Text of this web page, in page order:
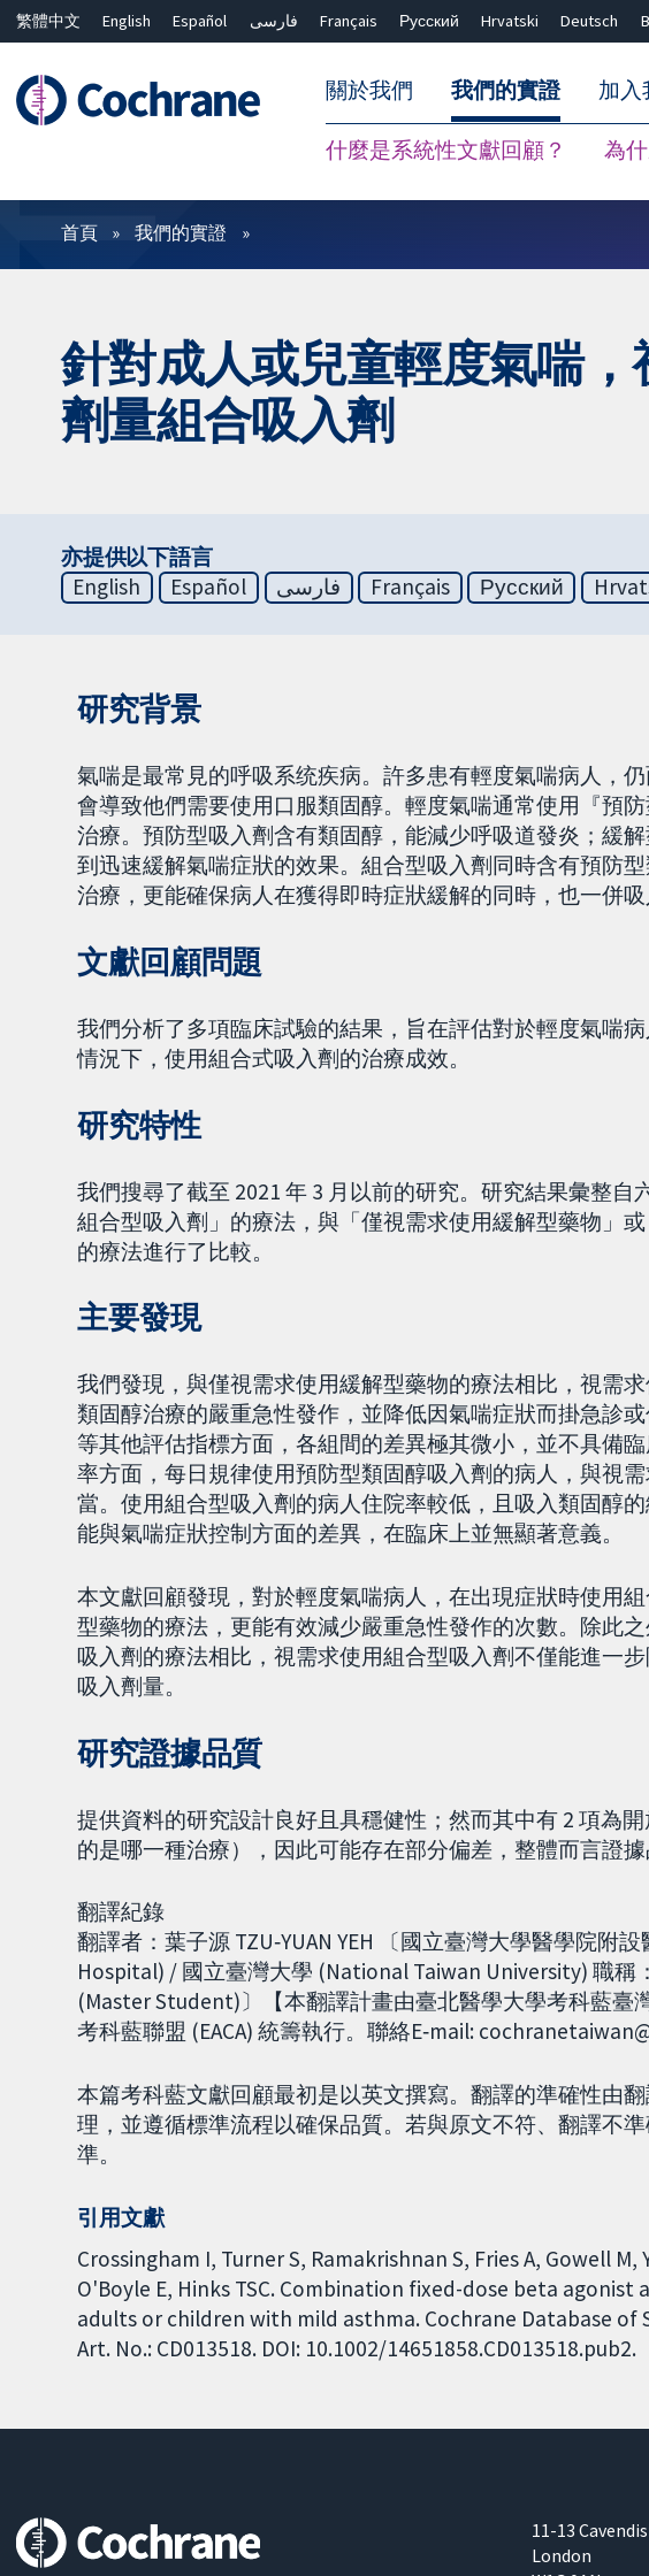
繁體中文 English Español فارسی Français Русский Hrvatski Deutsch
關於我們 我們的實證
什麼是系統性文獻回顧？ 為
加入
篩選條件
首頁 我們的實證
針對成人或兒童輕度氣喘
劑量組合吸入劑
亦提供以下語言
English
Español فارسی Français Русский
研究背景
氣喘是最常見的呼吸系统疾病。許多患有輕度氣喘病人，
會導致他們需要使用口服類固醇。輕度氣喘通常使用『預
治療。預防型吸入劑含有類固醇，能減少呼吸道發炎；緩
到迅速緩解氣喘症狀的效果。組合型吸入劑同時含有預防
治療，更能確保病人在獲得即時症狀緩解的同時，也一併吸
文獻回顧問題
我們分析了多項臨床試驗的結果，旨在評估對於輕度氣喘
情況下，使用組合式吸入劑的治療成效。
研究特性
我們搜尋了截至 2021 年 3 月以前的研究。研究結果彙整
組合型吸入劑」的療法，與「僅視需求使用緩解型藥物」
的療法進行了比較。
主要發現
我們發現，與僅視需求使用緩解型藥物的療法相比，視需
類固醇治療的嚴重急性發作，並降低因氣喘症狀而掛急診
等其他評估指標方面，各組間的差異極其微小，並不具備
率方面，每日規律使用預防型類固醇吸入劑的病人，與視
當。使用組合型吸入劑的病人住院率較低，且吸入類固醇
能與氣喘症狀控制方面的差異，在臨床上並無顯著意義。
本文獻回顧發現，對於輕度氣喘病人，在出現症狀時使用
型藥物的療法，更能有效減少嚴重急性發作的次數。除此
吸入劑的療法相比，視需求使用組合型吸入劑不僅能進一
吸入劑量。
研究證據品質
提供資料的研究設計良好且具穩健性；然而其中有 2 項為
的是哪一種治療），因此可能存在部分偏差，整體而言證據
翻譯紀錄
翻譯者：葉子源 TZU‐YUAN YEH 〔國立臺灣大學醫學院附
Hospital) / 國立臺灣大學 (National Taiwan University) 職稱
(Master Student)〕【本翻譯計畫由臺北醫學大學考科藍臺
考科藍聯盟 (EACA) 統籌執行。聯絡E‐mail:
本篇考科藍文獻回顧最初是以英文撰寫。翻譯的準確性由
理，並遵循標準流程以確保品質。若與原文不符、翻譯不
準。
引用文獻
Crossingham I, Turner S, Ramakrishnan S, Fries A, Gowell M,
O'Boyle E, Hinks TSC. Combination fixed-dose beta
adults or children with mild asthma. Cochrane Database of
Art. No.: CD013518. DOI: 10.1002/14651858.CD013518.pub2.
11-13
London